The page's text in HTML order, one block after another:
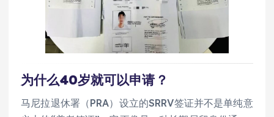
为什么40岁就可以申请？
马尼拉退休署（PRA）设立的SRRV签证并不是单纯意